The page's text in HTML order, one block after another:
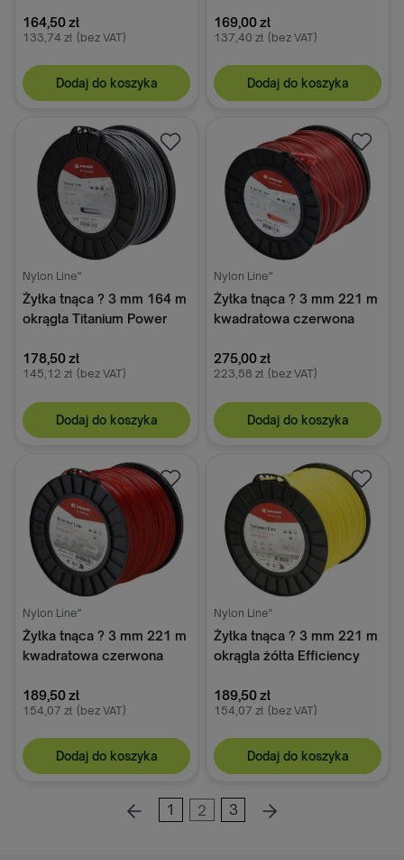
164,50 zł
133,74 zł (bez VAT)
Dodaj do koszyka
169,00 zł
137,40 zł (bez VAT)
Dodaj do koszyka
Nylon Line"
Żyłka tnąca ? 3 mm 164 m
okrągła Titanium Power
178,50 zł
145,12 zł (bez VAT)
Dodaj do koszyka
Nylon Line"
Żyłka tnąca ? 3 mm 221 m
kwadratowa czerwona
275,00 zł
223,58 zł (bez VAT)
Dodaj do koszyka
Nylon Line"
Żyłka tnąca ? 3 mm 221 m
kwadratowa czerwona
189,50 zł
154,07 zł (bez VAT)
Dodaj do koszyka
Nylon Line"
Żyłka tnąca ? 3 mm 221 m
okrągła żółta Efficiency
189,50 zł
154,07 zł (bez VAT)
Dodaj do koszyka
1 2 3